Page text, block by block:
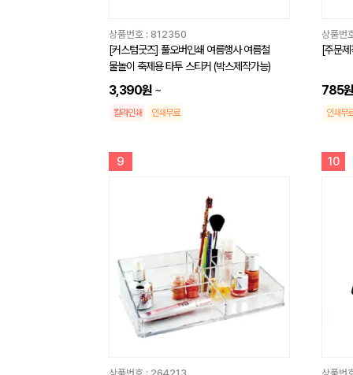
상품번호 : 812350
[커스텀굿즈] 풀오버인쇄 여름행사 여름철
물놀이 축제용 타투 스티커 (박스제작가능)
3,390원 ~
칼라인쇄 인쇄무료
상품번
[주문
785원
인쇄무
9 10